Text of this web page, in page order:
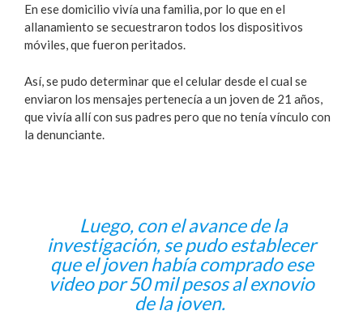
En ese domicilio vivía una familia, por lo que en el
allanamiento se secuestraron todos los dispositivos
móviles, que fueron peritados.
Así, se pudo determinar que el celular desde el cual se
enviaron los mensajes pertenecía a un joven de 21 años,
que vivía allí con sus padres pero que no tenía vínculo con
la denunciante.
Luego, con el avance de la
investigación, se pudo establecer
que el joven había comprado ese
video por 50 mil pesos al exnovio
de la joven.